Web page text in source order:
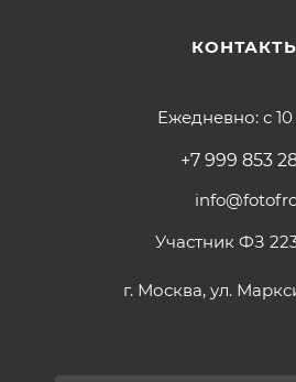
Ежедневно: с
+7 999 853
Участник ФЗ
г. Москва, ул.